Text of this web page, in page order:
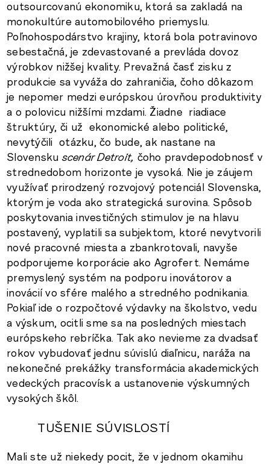
outsourcovanú ekonomiku, ktorá sa zakladá na
monokultúre automobilového priemyslu.
Poľnohospodárstvo krajiny, ktorá bola potravinovo
sebestačná, je zdevastované a prevláda dovoz
výrobkov nižšej kvality. Prevažná časť zisku z
produkcie sa vyváža do zahraničia, čoho dôkazom
je nepomer medzi európskou úrovňou produktivity
a o polovicu nižšími mzdami. Žiadne riadiace
štruktúry, či už ekonomické alebo politické,
nevytýčili otázku, čo bude, ak nastane na
Slovensku scenár Detroit, čoho pravdepodobnosť v
strednedobom horizonte je vysoká. Nie je záujem
využívať prirodzený rozvojový potenciál Slovenska,
ktorým je voda ako strategická surovina. Spôsob
poskytovania investičných stimulov je na hlavu
postavený, vyplatili sa subjektom, ktoré nevytvorili
nové pracovné miesta a zbankrotovali, navyše
podporujeme korporácie ako Agrofert. Nemáme
premyslený systém na podporu inovátorov a
inovácií vo sfére malého a stredného podnikania.
Pokiaľ ide o rozpočtové výdavky na školstvo, vedu
a výskum, ocitli sme sa na posledných miestach
európskeho rebríčka. Tak ako nevieme za dvadsať
rokov vybudovať jednu súvislú diaľnicu, naráža na
nekonečné prekážky transformácia akademických
vedeckých pracovísk a ustanovenie výskumných
vysokých škôl.
TUŠENIE SÚVISLOSTÍ
Mali ste už niekedy pocit, že v jednom okamihu